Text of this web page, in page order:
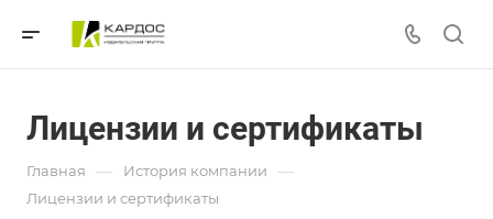
Лицензии и сертификаты
Главная — История компании —
Лицензии и сертификаты